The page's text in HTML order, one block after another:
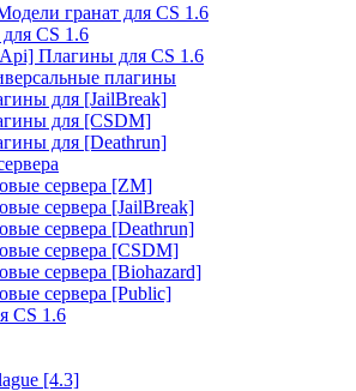
гранат для CS 1.6
CS 1.6
Плагины для CS 1.6
плагины
для [JailBreak]
для [CSDM]
для [Deathrun]
сервера [ZM]
сервера [JailBreak]
сервера [Deathrun]
сервера [CSDM]
сервера [Biohazard]
сервера [Public]
CS 1.6
[4.3]